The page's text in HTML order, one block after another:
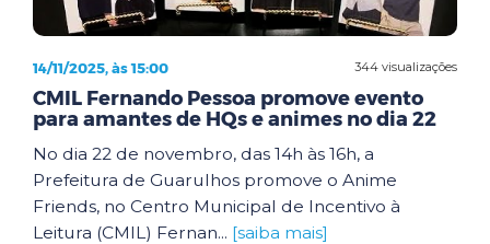
344 visualizações
14/11/2025, às 15:00
CMIL Fernando Pessoa promove evento
para amantes de HQs e animes no dia 22
No dia 22 de novembro, das 14h às 16h, a
Prefeitura de Guarulhos promove o Anime
Friends, no Centro Municipal de Incentivo à
Leitura (CMIL) Fernan... [saiba mais]